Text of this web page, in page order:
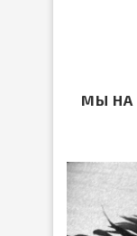
МЫ НА